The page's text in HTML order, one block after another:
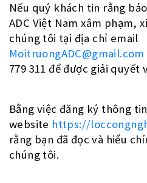
Nếu quý khách tin rằng
ADC Việt Nam xâm phạm,
chúng tôi tại địa chỉ email
MoitruongADC@gmail.com
779 311 để được giải quyết
Bằng việc đăng ký thông
website https://
rằng bạn đã đọc và hiểu
chúng tôi.